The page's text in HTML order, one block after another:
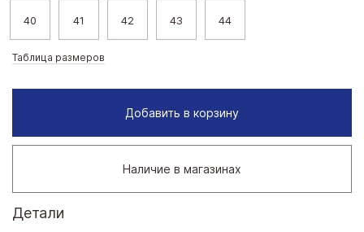
40 41 42 43 44
Таблица размеров
Добавить в корзину
Наличие в магазинах
Детали